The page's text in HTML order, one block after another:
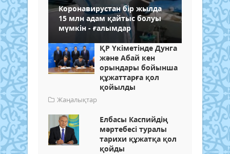
Коронавирустан бір жылда
15 млн адам қайтыс болуы
мүмкін - ғалымдар
ҚР Үкіметінде Дунга
және Абай кен
орындары бойынша
құжаттарға қол
қойылды
Жаңалықтар
Елбасы Каспийдің
мәртебесі туралы
тарихи құжатқа қол
қойды